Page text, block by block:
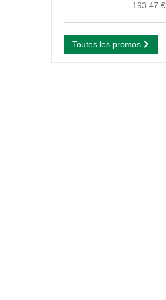
193,47 €
Toutes les promos